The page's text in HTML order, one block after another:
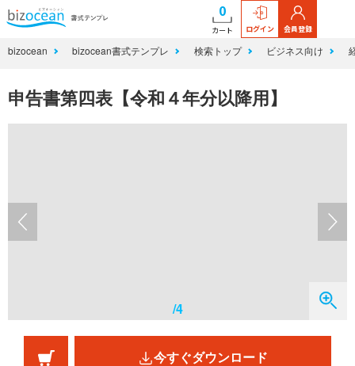
0
カート ログイン 会員登録
bizocean bizocean書式テンプレ 検索トップ ビジネス向け
申告書第四表【令和４年分以降用】
/4
今すぐダウンロード